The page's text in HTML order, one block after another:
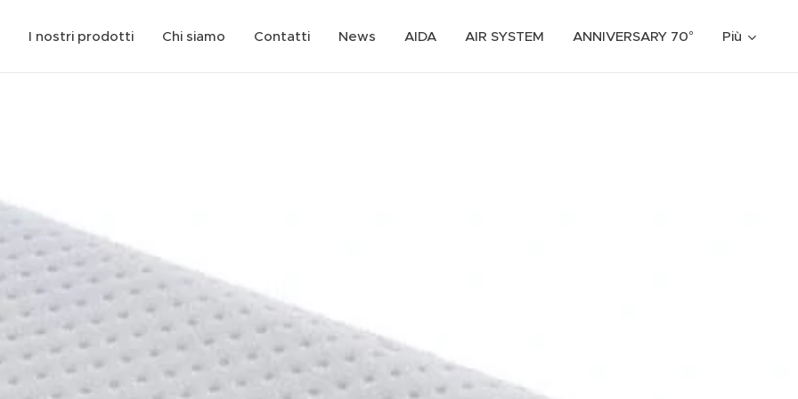
I nostri prodotti Chi siamo Contatti News AIDA AIR SYSTEM ANNIVERSARY 70° Più